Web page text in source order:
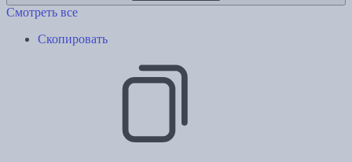
Смотреть все
Скопировать